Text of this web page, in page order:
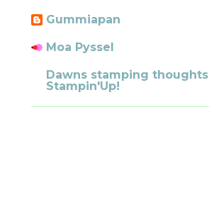
Gummiapan
Moa Pyssel
Dawns stamping thoughts
Stampin'Up!